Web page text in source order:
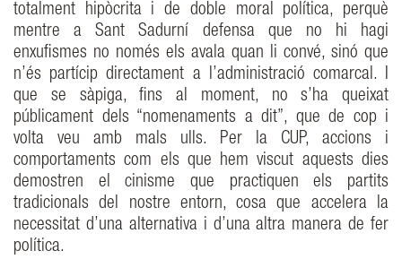
totalment hipòcrita i de doble moral política, perquè
mentre a Sant Sadurní defensa que no hi hagi
enxufismes no només els avala quan li convé, sinó que
n’és partícip directament a l’administració comarcal. I
que se sàpiga, fins al moment, no s’ha queixat
públicament dels “nomenaments a dit”, que de cop i
volta veu amb mals ulls. Per la CUP, accions i
comportaments com els que hem viscut aquests dies
demostren el cinisme que practiquen els partits
tradicionals del nostre entorn, cosa que accelera la
necessitat d’una alternativa i d’una altra manera de fer
política.